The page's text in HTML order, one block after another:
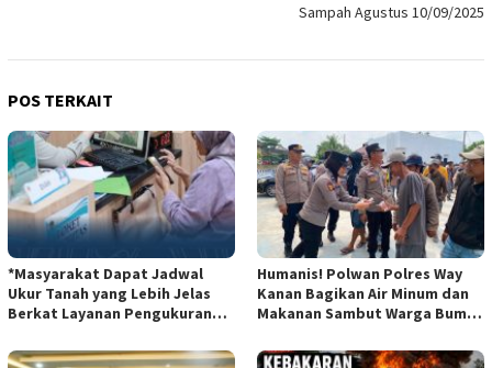
Sampah Agustus 10/09/2025
POS TERKAIT
*Masyarakat Dapat Jadwal
Ukur Tanah yang Lebih Jelas
Berkat Layanan Pengukuran
Humanis! Polwan Polres Way
Kanan Bagikan Air Minum dan
Makanan Sambut Warga Bumi